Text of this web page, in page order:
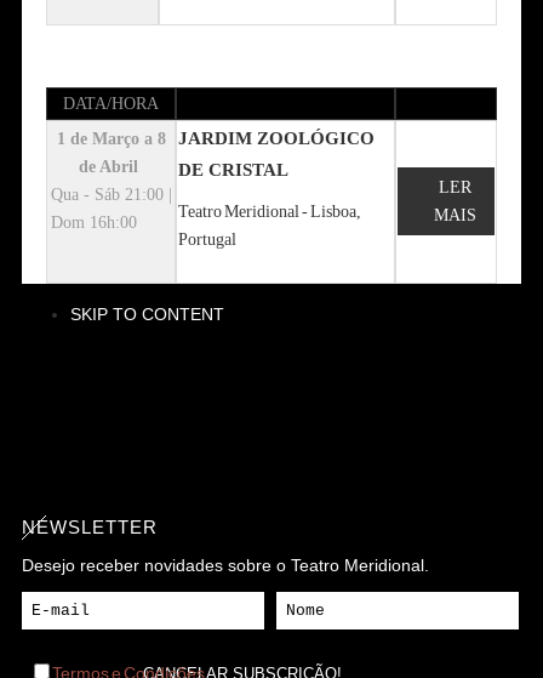
DATA/HORA
1 de Março a 8
de Abril
Qua - Sáb 21:00 |
Dom 16h:00
JARDIM ZOOLÓGICO
DE CRISTAL
Teatro Meridional - Lisboa,
Portugal
LER
MAIS
SKIP TO CONTENT
NEWSLETTER
Desejo receber novidades sobre o Teatro Meridional.
Termos e Condições